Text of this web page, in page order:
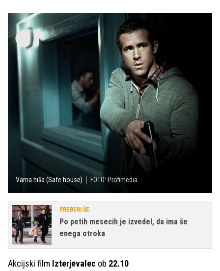
Varna hiša (Safe house) FOTO: Profimedia
PREBERI ŠE
Po petih mesecih je izvedel, da ima še
enega otroka
Akcijski film Izterjevalec ob 22.10